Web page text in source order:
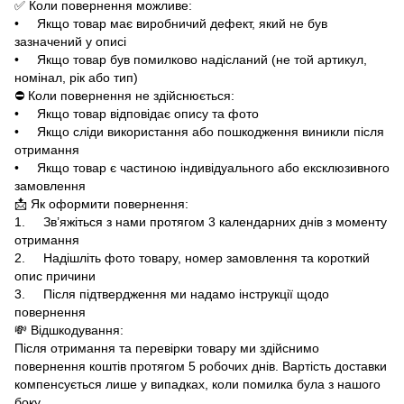
✅ Коли повернення можливе:
• Якщо товар має виробничий дефект, який не був
зазначений у описі
• Якщо товар був помилково надісланий (не той артикул,
номінал, рік або тип)
⛔ Коли повернення не здійснюється:
• Якщо товар відповідає опису та фото
• Якщо сліди використання або пошкодження виникли після
отримання
• Якщо товар є частиною індивідуального або ексклюзивного
замовлення
📩 Як оформити повернення:
1. Зв’яжіться з нами протягом 3 календарних днів з моменту
отримання
2. Надішліть фото товару, номер замовлення та короткий
опис причини
3. Після підтвердження ми надамо інструкції щодо
повернення
💸 Відшкодування:
Після отримання та перевірки товару ми здійснимо
повернення коштів протягом 5 робочих днів. Вартість доставки
компенсується лише у випадках, коли помилка була з нашого